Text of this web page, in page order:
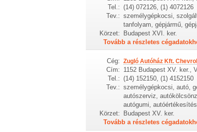
Tel.: (14) 072126, (1) 4072126
Tev.: személygépkocsi,
tanfolyam, gépjármű,
Körzet: Budapest XVI. ker.
Tovább a részletes
Cég: Zugló Autóház Kft.
Cím: 1152 Budapest XV. ker.,
Tel.: (14) 152150, (1) 4152150
Tev.: személygépkocsi, autó,
autószerviz,
autógumi, autóértékesítés
Körzet:
Budapest XV. ker.
Tovább a részletes